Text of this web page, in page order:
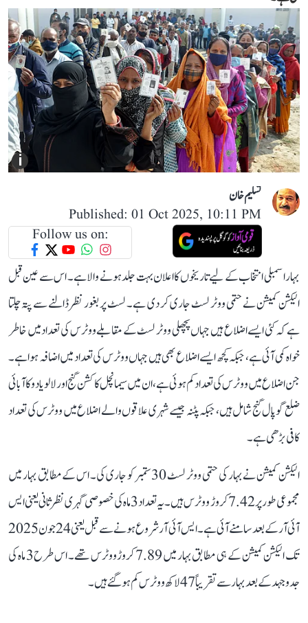
i
تسلیم خان
Published: 01 Oct 2025, 10:11 PM
Follow us on:
بہار اسمبلی انتخاب کے لیے تاریخوں کا اعلان بہت جلد ہونے والا ہے۔ اس سے عین قبل
الیکشن کمیشن نے حتمی ووٹر لسٹ جاری کر دی ہے۔ لسٹ پر بغور نظر ڈالنے سے پتہ چلتا
ہے کہ کئی ایسے اضلاع ہیں جہاں پچھلی ووٹر لسٹ کے مقابلے ووٹرس کی تعداد میں خاطر
خواہ کمی آئی ہے، جبکہ کچھ ایسے اضلاع بھی ہیں جہاں ووٹرس کی تعداد میں اضافہ ہوا ہے۔
جن اضلاع میں ووٹرس کی تعداد کم ہوئی ہے، ان میں سیمانچل کا کشن گنج اور لالو یادو کا آبائی
ضلع گوپال گنج شامل ہیں، جبکہ پٹنہ جیسے شہری علاقوں والے اضلاع میں ووٹرس کی تعداد
کافی بڑھی ہے۔
الیکشن کمیشن نے بہار کی حتمی ووٹر لسٹ 30 ستمبر کو جاری کی۔ اس کے مطابق بہار میں
مجموعی طور پر 7.42 کروڑ ووٹرس ہیں۔ یہ تعداد 3 ماہ کی خصوصی گہری نظرثانی یعنی ایس
آئی آر کے بعد سامنے آئی ہے۔ ایس آئی آر شروع ہونے سے قبل یعنی 24 جون 2025
تک الیکشن کمیشن کے ہی مطابق بہار میں 7.89 کروڑ ووٹرس تھے۔ اس طرح 3 ماہ کی
جدوجہد کے بعد بہار سے تقریباً 47 لاکھ ووٹرس کم ہو گئے ہیں۔